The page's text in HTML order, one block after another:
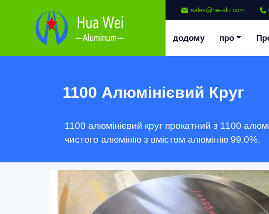
sales@hw-alu.com
додому про
1100 Алюмінієвий Круг
1100 алюмінієвий круг прокатний з 1100
чистого алюмінію з вмістом алюмінію 99.0%.